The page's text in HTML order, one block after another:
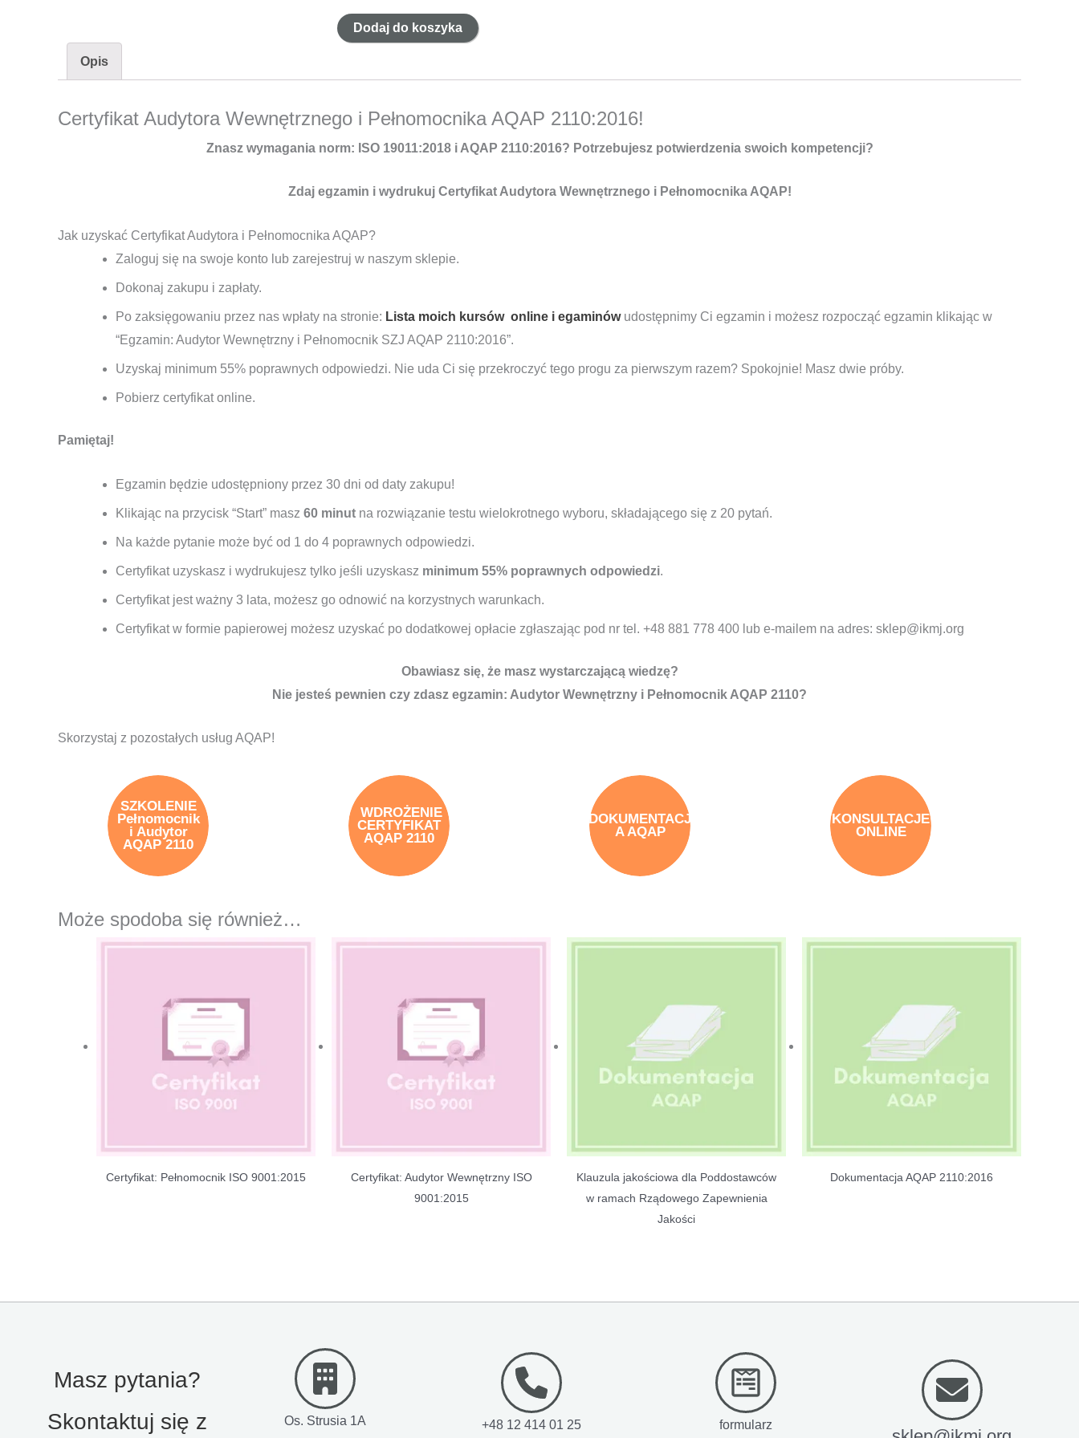
ilość
Certyfikat:
i
Pełnomocnik
AQAP
Dodaj do koszyka
Opis
Certyfikat Audytora Wewnętrznego i Pełnomocnika AQAP 2110:2016!
Znasz wymagania norm: ISO 19011:2018 i AQAP 2110:2016? Potrzebujesz potwierdzenia swoich kompetencji?
Zdaj egzamin i wydrukuj Certyfikat Audytora Wewnętrznego i Pełnomocnika AQAP!
Jak uzyskać Certyfikat Audytora i Pełnomocnika AQAP?
Zaloguj się na swoje konto lub zarejestruj w naszym sklepie.
Dokonaj zakupu i zapłaty.
Po zaksięgowaniu przez nas wpłaty na stronie: Lista moich kursów online i egaminów udostępnimy Ci egzamin i możesz rozpocząć egzamin klikając w
“Egzamin: Audytor Wewnętrzny i Pełnomocnik SZJ AQAP 2110:2016”.
Uzyskaj minimum 55% poprawnych odpowiedzi. Nie uda Ci się przekroczyć tego progu za pierwszym razem? Spokojnie! Masz dwie próby.
Pobierz certyfikat online.
Pamiętaj!
Egzamin będzie udostępniony przez 30 dni od daty zakupu!
Klikając na przycisk “Start” masz 60 minut na rozwiązanie testu wielokrotnego wyboru, składającego się z 20 pytań.
Na każde pytanie może być od 1 do 4 poprawnych odpowiedzi.
Certyfikat uzyskasz i wydrukujesz tylko jeśli uzyskasz minimum 55% poprawnych odpowiedzi.
Certyfikat jest ważny 3 lata, możesz go odnowić na korzystnych warunkach.
Certyfikat w formie papierowej możesz uzyskać po dodatkowej opłacie zgłaszając pod nr tel. +48 881 778 400 lub e-mailem na adres: sklep@ikmj.org
Obawiasz się, że masz wystarczającą wiedzę?
Nie jesteś pewnien czy zdasz egzamin: Audytor Wewnętrzny i Pełnomocnik AQAP 2110?
Skorzystaj z pozostałych usług AQAP!
SZKOLENIE
Pełnomocnik
i Audytor
AQAP 2110
WDROŻENIE
CERTYFIKAT
AQAP 2110
DOKUMENTACJ
A AQAP
KONSULTACJE
ONLINE
Może spodoba się również…
Certyfikat: Pełnomocnik ISO 9001:2015
Certyfikat: Audytor Wewnętrzny ISO
9001:2015
Klauzula jakościowa dla Poddostawców
w ramach Rządowego Zapewnienia
Jakości
Dokumentacja AQAP 2110:2016
Masz pytania?
Skontaktuj się z
Os. Strusia 1A
+48 12 414 01 25 formularz